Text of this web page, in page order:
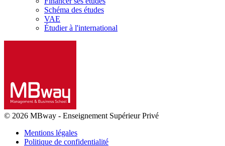
Schéma des études
VAE
Étudier à l'international
© 2026 MBway - Enseignement Supérieur Privé
Mentions légales
Politique de confidentialité